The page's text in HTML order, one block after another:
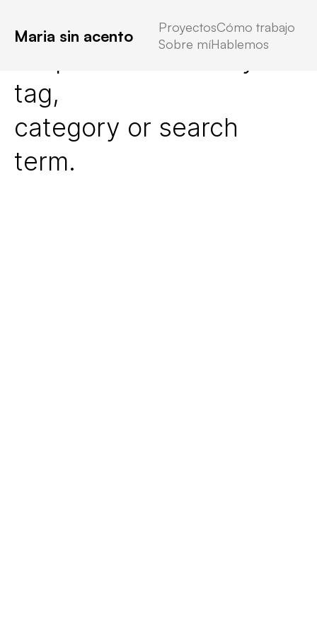
Maria sin acento ProyectosCómo trabajo
Sobre míHablemos
No posts found for your
tag,
category or search
term.